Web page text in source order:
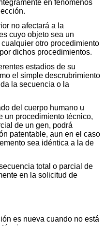
en fenómenos
no afectará a la
cuyo objeto sea un
otro procedimiento
dichos procedimientos.
estadios de su
el simple descrubrimiento
la secuencia o la
del cuerpo humano u
un procedimiento técnico,
de un gen, podrá
patentable, aun en el caso
sea idéntica a la de
total o parcial de
en la solicitud de
es nueva cuando no está